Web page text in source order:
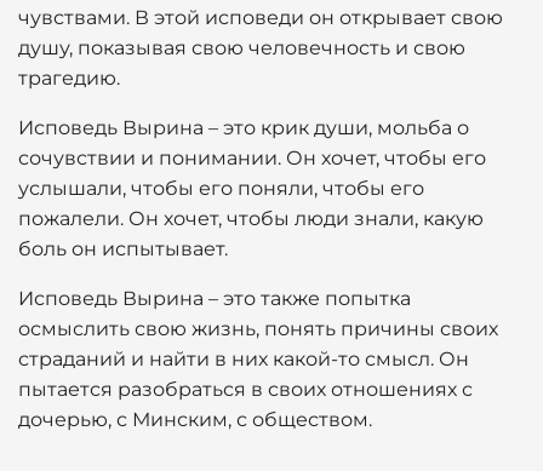
чувствами. В этой исповеди он открывает свою
душу, показывая свою человечность и свою
трагедию.
Исповедь Вырина – это крик души, мольба о
сочувствии и понимании. Он хочет, чтобы его
услышали, чтобы его поняли, чтобы его
пожалели. Он хочет, чтобы люди знали, какую
боль он испытывает.
Исповедь Вырина – это также попытка
осмыслить свою жизнь, понять причины своих
страданий и найти в них какой-то смысл. Он
пытается разобраться в своих отношениях с
дочерью, с Минским, с обществом.